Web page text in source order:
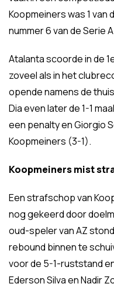
Koopmeiners was 1
nummer 6 van de Serie
Atalanta scoorde in de
zoveel als in het
opende namens de
Dia even later de 1-1
een penalty en Giorgio
Koopmeiners (3-1).
Koopmeiners mist
Een strafschop van
nog gekeerd door
oud-speler van AZ
rebound binnen te
voor de 5-1-ruststand
Ederson Silva en Nadir